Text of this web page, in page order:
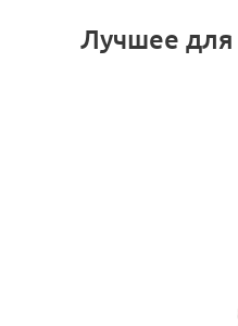
Лучшее для